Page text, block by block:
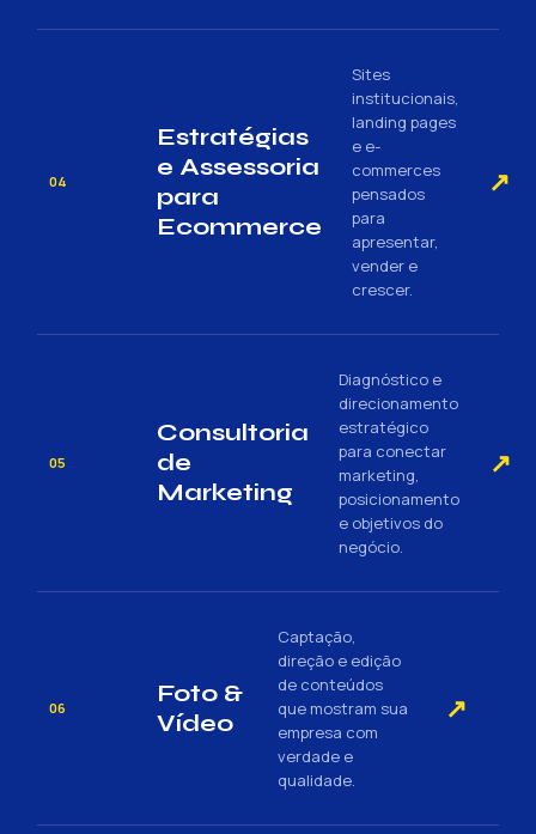
04
Estratégias
e Assessoria
para
Ecommerce
Sites
institucionais,
landing pages
e e-
commerces
pensados
para
apresentar,
vender e
crescer.
↗
05
Consultoria
de
Marketing
Diagnóstico e
direcionamento
estratégico
para conectar
marketing,
posicionamento
e objetivos do
negócio.
↗
06
Foto &
Vídeo
Captação,
direção e edição
de conteúdos
que mostram sua
empresa com
verdade e
qualidade.
↗